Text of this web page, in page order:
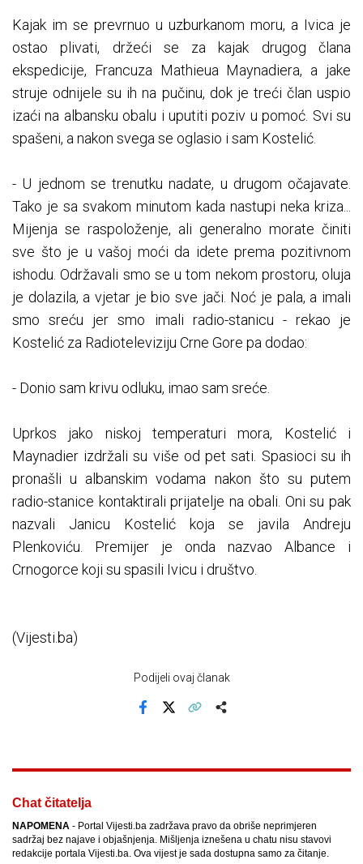
Kajak im se prevrnuo u uzburkanom moru, a Ivica je
ostao plivati, držeći se za kajak drugog člana
ekspedicije, Francuza Mathieua Maynadiera, a jake
struje odnijele su ih na pučinu, dok je treći član uspio
izaći na albansku obalu i uputiti poziv u pomoć. Svi su
spašeni, a nakon svega se oglasio i sam Kostelić.
- U jednom se trenutku nadate, u drugom očajavate.
Tako je sa svakom minutom kada nastupi neka kriza...
Mijenja se raspoloženje, ali generalno morate činiti
sve što je u vašoj moći da idete prema pozitivnom
ishodu. Održavali smo se u tom nekom prostoru, oluja
je dolazila, a vjetar je bio sve jači. Noć je pala, a imali
smo sreću jer smo imali radio-stanicu - rekao je
Kostelić za Radioteleviziju Crne Gore pa dodao:
- Donio sam krivu odluku, imao sam sreće.
Uprkos jako niskoj temperaturi mora, Kostelić i
Maynadier izdržali su više od pet sati. Spasioci su ih
pronašli u albanskim vodama nakon što su putem
radio-stanice kontaktirali prijatelje na obali. Oni su pak
nazvali Janicu Kostelić koja se javila Andreju
Plenkoviću. Premijer je onda nazvao Albance i
Crnogorce koji su spasili Ivicu i društvo.
(Vijesti.ba)
Podijeli ovaj članak
Chat čitatelja
NAPOMENA - Portal Vijesti.ba zadržava pravo da obriše neprimjeren
sadržaj bez najave i objašnjenja. Mišljenja iznešena u chatu nisu stavovi
redakcije portala Vijesti.ba. Ova vijest je sada dostupna samo za čitanje.